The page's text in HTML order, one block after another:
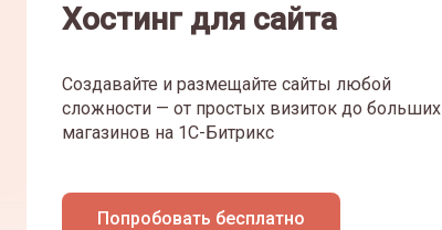
Хостинг для сайта
Создавайте и размещайте сайты любой
сложности — от простых визиток до больших
магазинов на 1С-Битрикс
Попробовать бесплатно